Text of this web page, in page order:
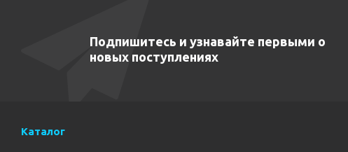
Подпишитесь и узнавайте первыми о
новых поступлениях
Каталог